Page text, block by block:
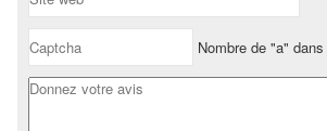
Nombre de "a"